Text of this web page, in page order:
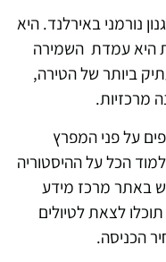
נורמני באירלנד. היא
היא עמדת השמירה
ביותר של הטירה,
מרכזיות.
על פני המפרץ
הכל על ההיסטוריה
באתר מרכז מידע
לצאת לטיולים
הכניסה.